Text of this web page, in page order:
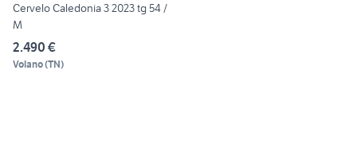
Cervelo Caledonia 3 2023 tg 54 /
M
2.490 €
Volano(TN)